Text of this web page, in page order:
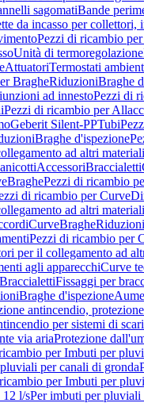
sagomatiBande
da incasso per collettori,
Pezzi di ricambio
Unità di termoregolazione
AttuatoriTermostati
BragheRiduzioniBraghe
ad innestoPezzi di
Pezzi di ricambio per
Geberit Silent-PPTubi
Braghe d'ispezione
ad altri materiali
AccessoriBraccialetti
BraghePezzi di ricambio
di ricambio per Curve
ad altri materiali
CurveBragheRiduzioni
Pezzi di ricambio per
per il collegamento ad
agli apparecchiCurve
BraccialettiFissaggi per
Braghe d'ispezione
antincendio,
per sistemi di
via ariaProtezione
per Imbuti per
per canali di gronda
per Imbuti per
12 l/sPer imbuti per pluviali